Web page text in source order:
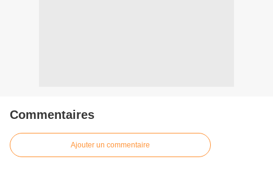
Commentaires
Ajouter un commentaire